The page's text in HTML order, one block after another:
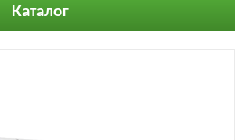
Каталог